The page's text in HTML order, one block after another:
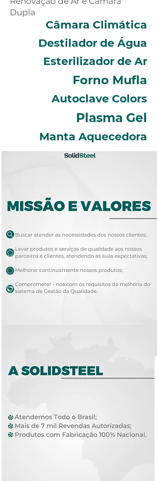
Dupla
Câmara Climática
Destilador de Água
Esterilizador de Ar
Forno Mufla
Autoclave Colors
Plasma Gel
Manta Aquecedora